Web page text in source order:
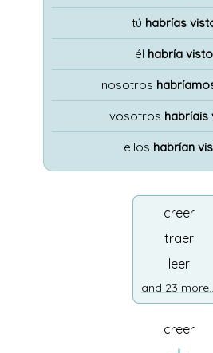
tú habrías
él habría visto
nosotros
vosotros habríais
ellos habrían
creer
traer
leer
and 23
creer